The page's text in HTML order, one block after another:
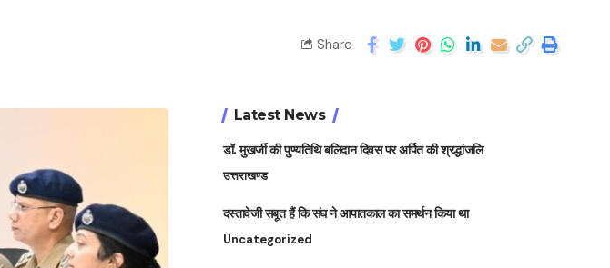
Share
Latest News
डॉ. मुखर्जी की पुण्यतिथि बलिदान दिवस पर अर्पित की श्रद्धांजलि
उत्तराखण्ड
दस्तावेजी सबूत हैं कि संघ ने आपातकाल का समर्थन किया था
Uncategorized